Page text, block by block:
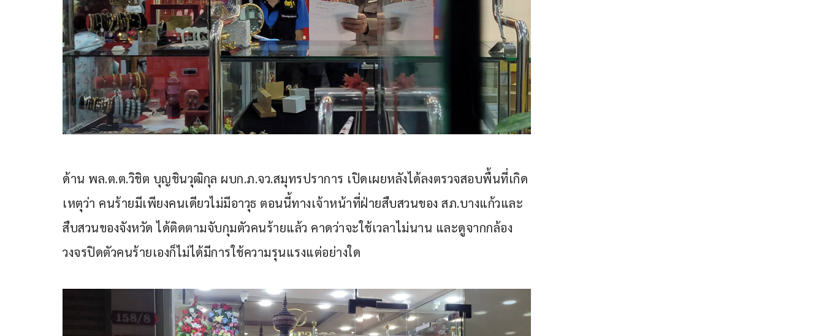
ด้าน พล.ต.ต.วิชิต บุญชินวุฒิกุล ผบก.ภ.จว.สมุทรปราการ เปิดเผยหลังได้ลงตรวจสอบพื้นที่เกิด
เหตุว่า คนร้ายมีเพียงคนเดียวไม่มีอาวุธ ตอนนี้ทางเจ้าหน้าที่ฝ่ายสืบสวนของ สภ.บางแก้วและ
สืบสวนของจังหวัด ได้ติดตามจับกุมตัวคนร้ายแล้ว คาดว่าจะใช้เวลาไม่นาน และดูจากกล้อง
วงจรปิดตัวคนร้ายเองก็ไม่ได้มีการใช้ความรุนแรงแต่อย่างใด